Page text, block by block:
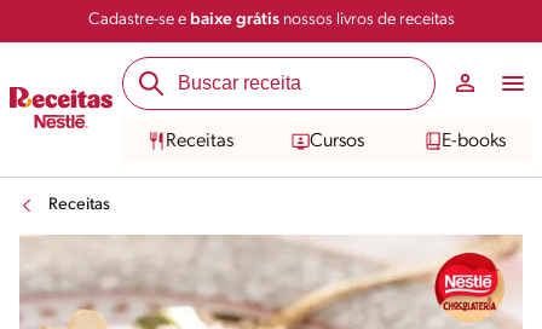
Cadastre-se e baixe grátisnossos livros de receitas
Receitas Cursos E-books
Receitas
Salvar Compartilhar